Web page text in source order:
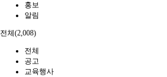
홍보
알림
전체(2,008)
전체
공고
교육행사